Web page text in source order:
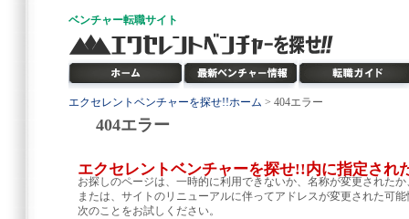
ベンチャー転職サイト
エクセレントベンチャーを探せ!!ホーム > 404エラー
404エラー
エクセレントベンチャーを探せ!!内に指定され
お探しのページは、一時的に利用できないか、名称が変更された
または、サイトのリニューアルに伴ってアドレスが変更された可
次のことをお試しください。